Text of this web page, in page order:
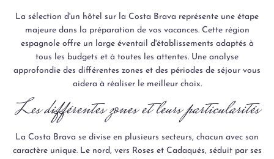
La sélection d'un hôtel sur la Costa Brava représente une étape
majeure dans la préparation de vos vacances. Cette région
espagnole offre un large éventail d'établissements adaptés à
tous les budgets et à toutes les attentes. Une analyse
approfondie des différentes zones et des périodes de séjour vous
aidera à réaliser le meilleur choix.
Les différentes zones et leurs particularités
La Costa Brava se divise en plusieurs secteurs, chacun avec son
caractère unique. Le nord, vers Roses et Cadaqués, séduit par ses